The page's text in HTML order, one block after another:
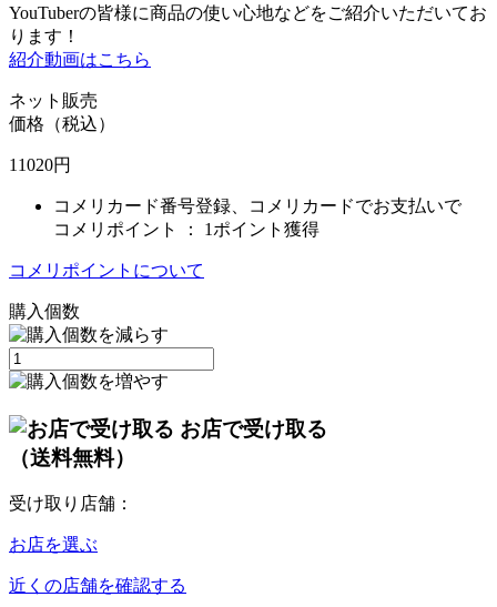
YouTuberの皆様に商品の使い心地などをご紹介いただいてお
ります！
紹介動画はこちら
ネット販売
価格（税込）
11020円
コメリカード番号登録、コメリカードでお支払いで
コメリポイント ： 1ポイント獲得
コメリポイントについて
購入個数
お店で受け取る
（送料無料）
受け取り店舗：
お店を選ぶ
近くの店舗を確認する